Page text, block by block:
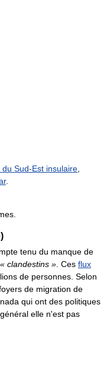
Sud-Est insulaire
.
tenu du manque de
« clandestins » . Ces flux
de personnes. Selon
de migration de
qui ont des politiques
elle n'est pas